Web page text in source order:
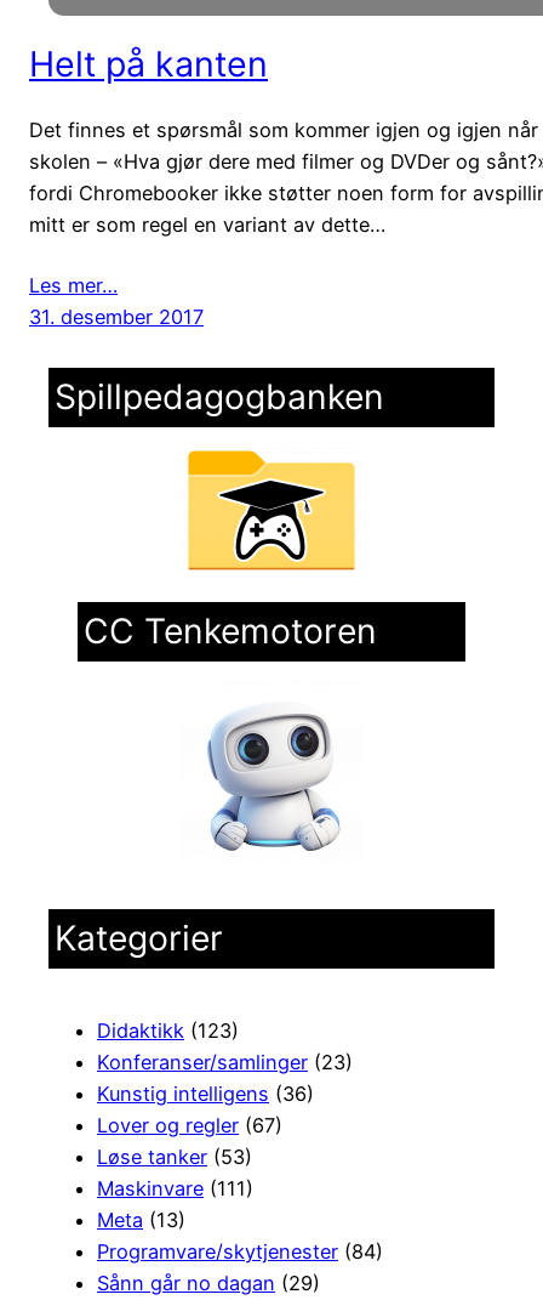
Helt på kanten
Det finnes et spørsmål som kommer igjen og igjen
skolen – «Hva gjør dere med filmer og DVDer og
fordi Chromebooker ikke støtter noen form for
mitt er som regel en variant av dette…
Les mer…
31. desember 2017
Spillpedagogbanken
CC Tenkemotoren
Kategorier
Didaktikk (123)
Konferanser/samlinger (23)
Kunstig intelligens (36)
Lover og regler (67)
Løse tanker (53)
Maskinvare (111)
Meta (13)
Programvare/skytjenester (84)
Sånn går no dagan (29)